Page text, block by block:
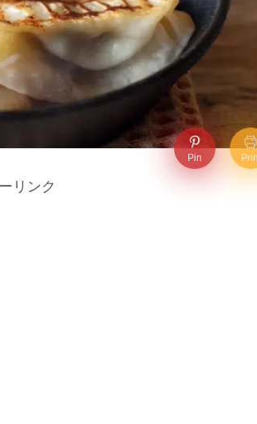
Pin
リンク